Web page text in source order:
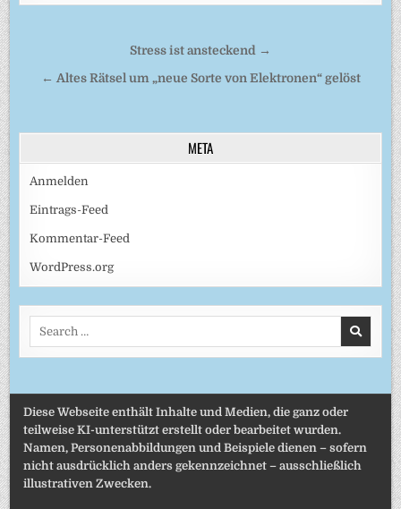
Beitragsnavigation
Stress ist ansteckend →
← Altes Rätsel um „neue Sorte von Elektronen“ gelöst
META
Anmelden
Eintrags-Feed
Kommentar-Feed
WordPress.org
Search
Diese Webseite enthält Inhalte und Medien, die ganz oder
teilweise KI-unterstützt erstellt oder bearbeitet wurden.
Namen, Personenabbildungen und Beispiele dienen – sofern
nicht ausdrücklich anders gekennzeichnet – ausschließlich
illustrativen Zwecken.